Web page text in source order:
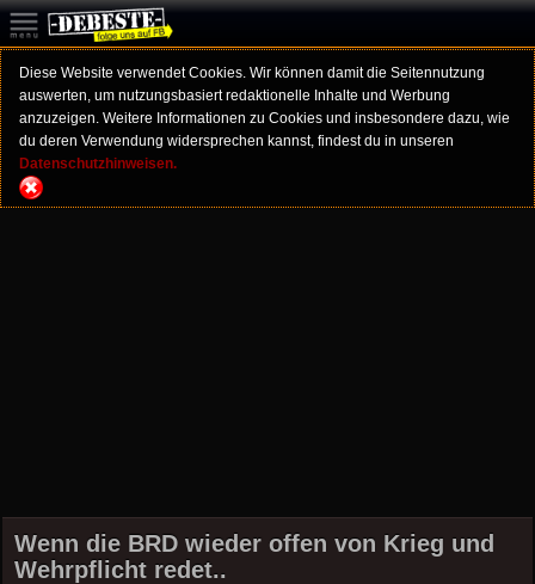
Diese Website verwendet Cookies. Wir können damit die Seitennutzung
auswerten, um nutzungsbasiert redaktionelle Inhalte und Werbung
anzuzeigen. Weitere Informationen zu Cookies und insbesondere dazu, wie
du deren Verwendung widersprechen kannst, findest du in unseren
Datenschutzhinweisen.
Wenn die BRD wieder offen von Krieg und
Wehrpflicht redet..